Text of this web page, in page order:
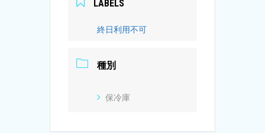
LABELS
終日利用不可
種別
保冷庫